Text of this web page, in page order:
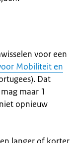
voor een
Mobiliteit en
Dat
maar 1
opnieuw